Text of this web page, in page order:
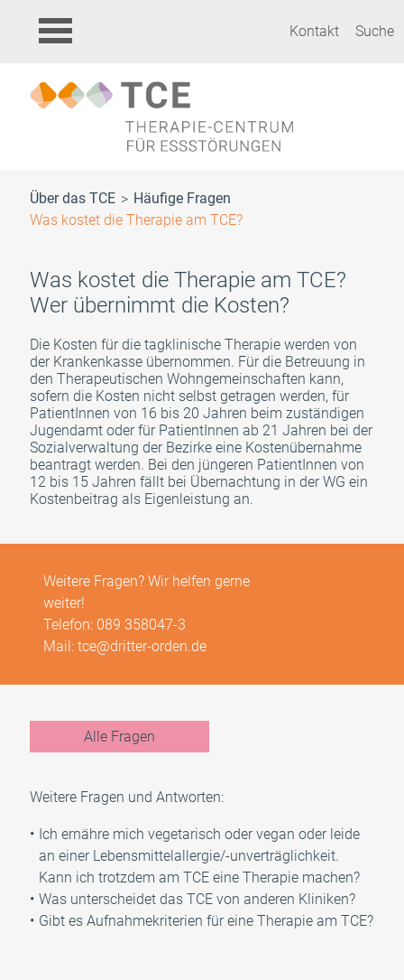
Kontakt Suche
Über das TCE
Häufige Fragen
Was kostet die Therapie am TCE?
Was kostet die Therapie am TCE?
Wer übernimmt die Kosten?
Die Kosten für die tagklinische Therapie werden von
der Krankenkasse übernommen. Für die Betreuung in
den Therapeutischen Wohngemeinschaften kann,
sofern die Kosten nicht selbst getragen werden, für
PatientInnen von 16 bis 20 Jahren beim zuständigen
Jugendamt oder für PatientInnen ab 21 Jahren bei der
Sozialverwaltung der Bezirke eine Kostenübernahme
beantragt werden. Bei den jüngeren PatientInnen von
12 bis 15 Jahren fällt bei Übernachtung in der WG ein
Kostenbeitrag als Eigenleistung an.
Weitere Fragen? Wir helfen gerne
weiter!
Telefon: 089 358047-3
Mail: tce@dritter-orden.de
Alle Fragen
Weitere Fragen und Antworten:
Ich ernähre mich vegetarisch oder vegan oder leide
an einer Lebensmittelallergie/-unverträglichkeit.
Kann ich trotzdem am TCE eine Therapie machen?
Was unterscheidet das TCE von anderen Kliniken?
Gibt es Aufnahmekriterien für eine Therapie am TCE?